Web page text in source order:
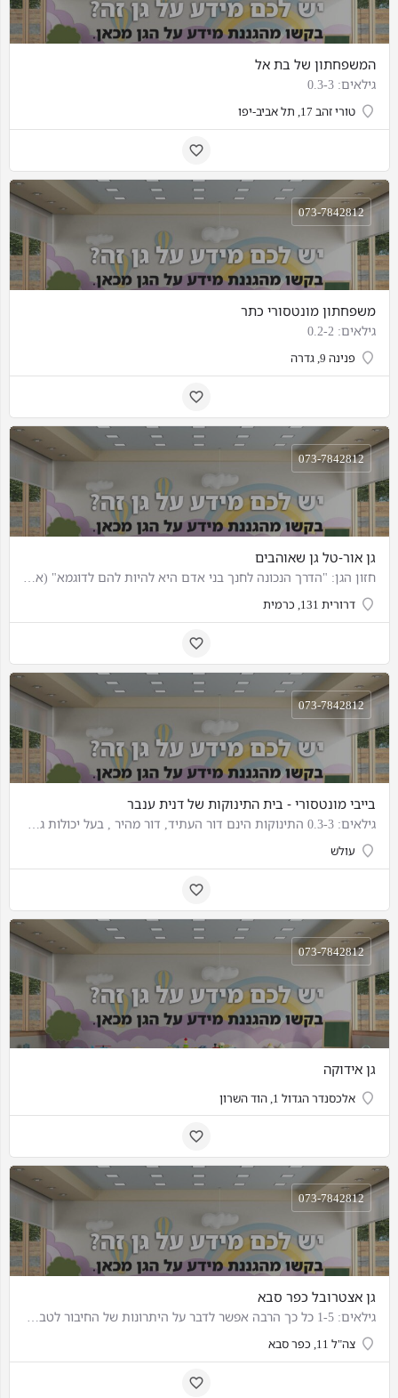
המשפחתון של בת אל
גילאים: 0.3-3
טורי זהב 17, תל אביב-יפו
משפחתון מונטסורי כתר
גילאים: 0.2-2
פנינה 9, גדרה
073-7842812
גן אור-טל גן שאוהבים
חזון הגן: "הדרך הנכונה לחנך בני אדם היא להיות להם לדוגמא" (אלברט איינשטיין) גילאים: 3 חודשים עד 3 שנים
דרורית 131, כרמית
073-7842812
בייבי מונטסורי - בית התינוקות של דנית ענבר
גילאים: 0.3-3 התינוקות הינם דור העתיד, דור מהיר , בעל יכולות גבוהות , עיבוד נתונים משוכלל ומורכב , חשיבה…
עולש
073-7842812
גן אידוקה
אלכסנדר הגדול 1, הוד השרון
073-7842812
גן אצטרובל כפר סבא
גילאים: 1-5 כל כך הרבה אפשר לדבר על היתרונות של החיבור לטבע ועל ההבנה שאנחנו חלק ממנו. בגן אנחנו מטפחים…
צה"ל 11, כפר סבא
073-7842812